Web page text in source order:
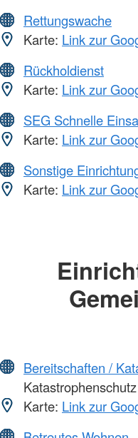
Rettungswache
Karte: Link zur
Rückholdienst
Karte: Link zur
SEG Schnelle
Karte: Link zur
Sonstige
Karte: Link zur
Bereitschaften /
Karte: Link zur